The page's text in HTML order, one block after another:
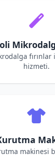
fırınlar
hizmeti.
makinesi